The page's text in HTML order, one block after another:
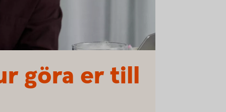
göra er till